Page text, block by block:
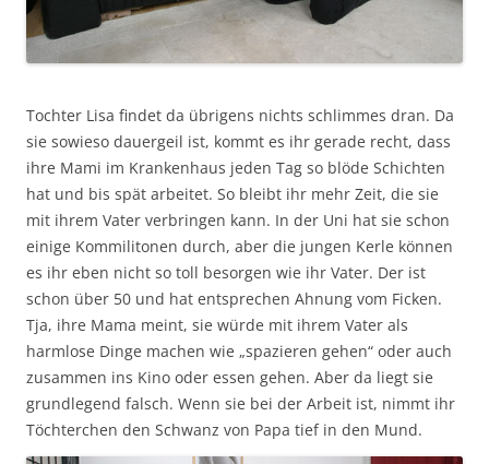
Tochter Lisa findet da übrigens nichts schlimmes dran. Da
sie sowieso dauergeil ist, kommt es ihr gerade recht, dass
ihre Mami im Krankenhaus jeden Tag so blöde Schichten
hat und bis spät arbeitet. So bleibt ihr mehr Zeit, die sie
mit ihrem Vater verbringen kann. In der Uni hat sie schon
einige Kommilitonen durch, aber die jungen Kerle können
es ihr eben nicht so toll besorgen wie ihr Vater. Der ist
schon über 50 und hat entsprechen Ahnung vom Ficken.
Tja, ihre Mama meint, sie würde mit ihrem Vater als
harmlose Dinge machen wie „spazieren gehen“ oder auch
zusammen ins Kino oder essen gehen. Aber da liegt sie
grundlegend falsch. Wenn sie bei der Arbeit ist, nimmt ihr
Töchterchen den Schwanz von Papa tief in den Mund.